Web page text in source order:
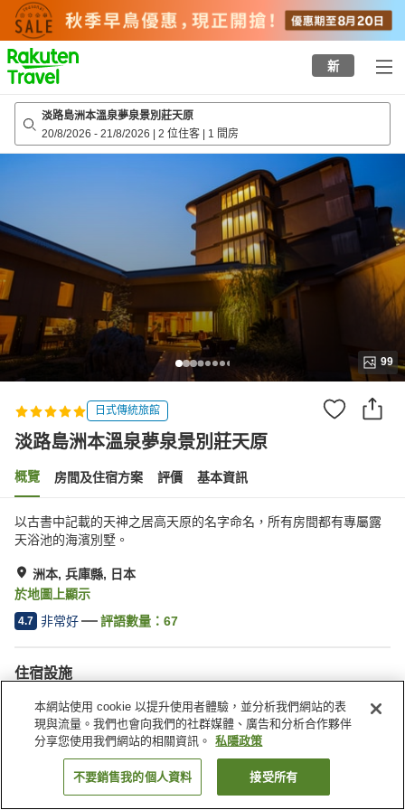
to
top
page
新
淡路島洲本溫泉夢泉景別莊天原
20/8/2026 - 21/8/2026 | 2 位住客 | 1 間房
99
日式傳統旅館
淡路島洲本溫泉夢泉景別莊天原
概覽 房間及住宿方案 評價 基本資訊
以古書中記載的天神之居高天原的名字命名，所有房間都有專屬露
天浴池的海濱別墅。
洲本, 兵庫縣, 日本
於地圖上顯示
4.7 非常好 評語數量： 67
住宿設施
Wi-Fi
桑拿
餐廳
休息室
找客房
本網站使用 cookie 以提升使用者體驗，並分析我們網站的表
現與流量。我們也會向我們的社群媒體、廣告和分析合作夥伴
分享您使用我們網站的相關資訊。
私隱政策
不要銷售我的個人資料 接受所有